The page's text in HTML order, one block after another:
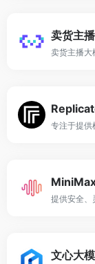
卖货主
卖货主播大
专注于提供
文心大